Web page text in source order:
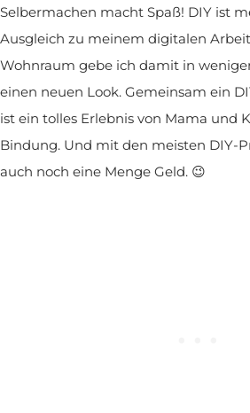
Selbermachen macht Spaß! DIY ist
Ausgleich zu meinem digitalen
Wohnraum gebe ich damit in
einen neuen Look. Gemeinsam ein
ist ein tolles Erlebnis von Mama und
Bindung. Und mit den meisten DIY-
auch noch eine Menge Geld. 😉